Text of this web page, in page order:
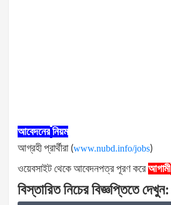
আবেদনের নিয়ম
আগ্রহী প্রার্থীরা(www.nubd.info/jobs)
ওয়েবসাইট থেকে আবেদনপত্র পূরণ করে আগামী
বিস্তারিতনিচেরবিজ্ঞপ্তিতে দেখুন: